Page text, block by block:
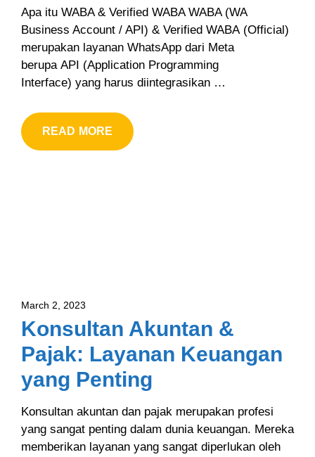
Apa itu WABA & Verified WABA WABA (WA
Business Account / API) & Verified WABA (Official)
merupakan layanan WhatsApp dari Meta
berupa API (Application Programming
Interface) yang harus diintegrasikan …
READ MORE
March 2, 2023
Konsultan Akuntan &
Pajak: Layanan Keuangan
yang Penting
Konsultan akuntan dan pajak merupakan profesi
yang sangat penting dalam dunia keuangan. Mereka
memberikan layanan yang sangat diperlukan oleh